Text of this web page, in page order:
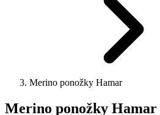
Merino ponožky Hamar
Merino ponožky Hamar